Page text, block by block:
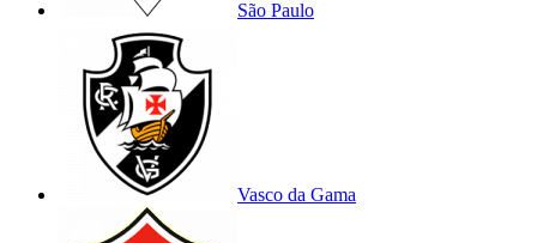
São Paulo
Vasco da Gama